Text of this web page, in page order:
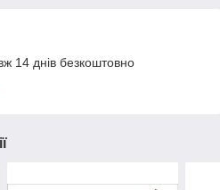
14 днів безкоштовно